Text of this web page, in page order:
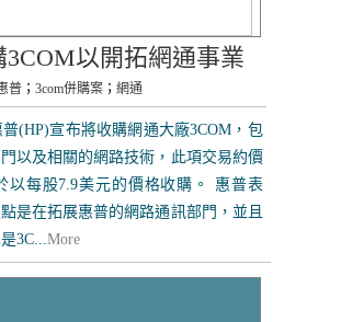
以開拓網通事業
普 ；3com併購案 ；網通
普(HP)宣布將收購網通大廠3COM，包
以及相關的網路技術，此項交易約價
以每股7.9美元的價格收購。 惠普表
是在拓展惠普的網路通訊部門，並且
3C...More